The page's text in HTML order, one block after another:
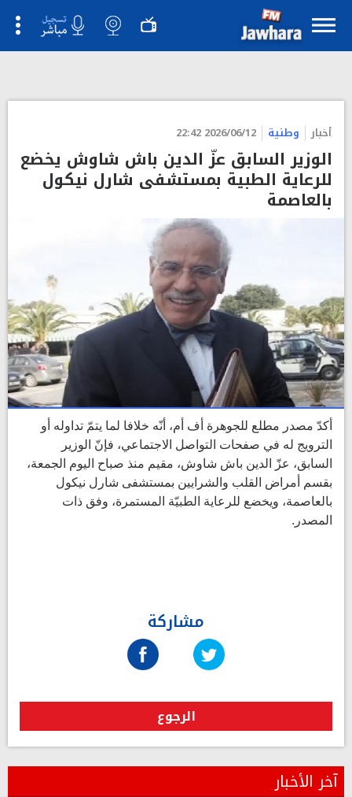
أخبار وطنية 2026/06/12 22:42
الوزير السابق عزّ الدين باش شاوش يخضع
للرعاية الطبية بمستشفى شارل نيكول
بالعاصمة
أكدّ مصدر مطلع للجوهرة أف أم، أنّه خلافا لما يتمّ تداوله أو
الترويج له في صفحات التواصل الاجتماعي، فإنّ الوزير
السابق، عزّ الدين باش شاوش، مقيم منذ صباح اليوم الجمعة،
بقسم أمراض القلب والشرايين بمستشفى شارل نيكول
بالعاصمة، ويخضع للرعاية الطبيّة المستمرة، وفق ذات
المصدر.
مشاركة
الرجوع
آخر الأخبار